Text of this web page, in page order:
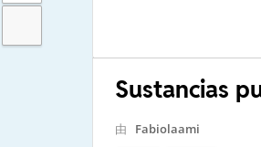
Sustancias
由 Fabiolaami